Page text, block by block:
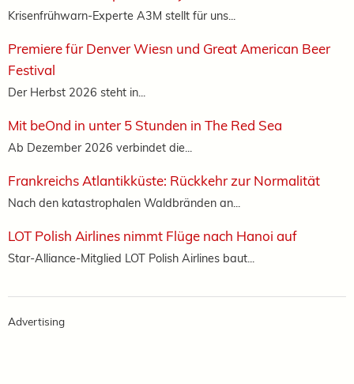
Krisenfrühwarn-Experte A3M stellt für uns...
Premiere für Denver Wiesn und Great American Beer
Festival
Der Herbst 2026 steht in...
Mit beOnd in unter 5 Stunden in The Red Sea
Ab Dezember 2026 verbindet die...
Frankreichs Atlantikküste: Rückkehr zur Normalität
Nach den katastrophalen Waldbränden an...
LOT Polish Airlines nimmt Flüge nach Hanoi auf
Star-Alliance-Mitglied LOT Polish Airlines baut...
Advertising